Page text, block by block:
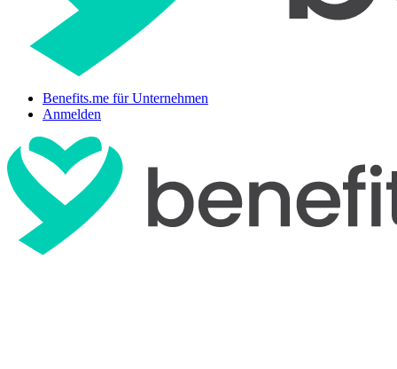
Benefits.me für Unternehmen
Anmelden